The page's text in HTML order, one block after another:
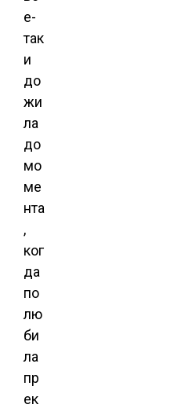
е-
так
и
до
жи
ла
до
мо
ме
нта
,
ког
да
по
лю
би
ла
пр
ек